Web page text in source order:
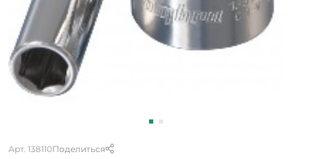
Арт. 138110Поделиться